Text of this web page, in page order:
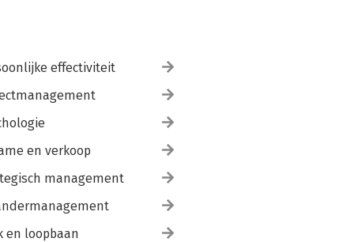
effectiviteit
en verkoop
management
en loopbaan